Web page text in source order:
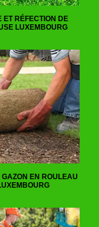
ET RÉFECTION DE
LUXEMBOURG
GAZON EN ROULEAU